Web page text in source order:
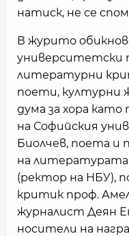
натиск, не се
В журито
университетски
литературни
поети, културни
дума за хора
на Софийския
Биолчев, поета и
на
(ректор на НБУ),
критик проф.
журналист Деян
носители на